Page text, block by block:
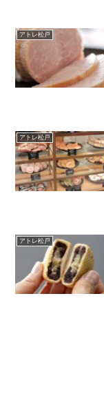
アトレ松戸
アトレ松戸
アトレ松戸